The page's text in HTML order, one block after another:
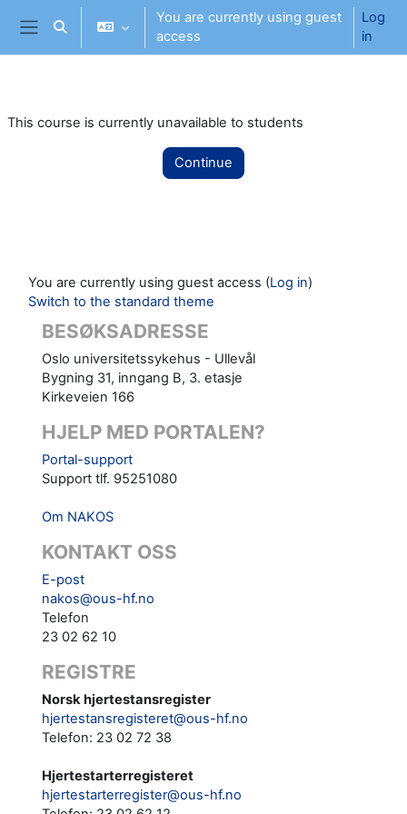
Skip to main content
Side panel
Toggle search input
You are currently using guest
access
Log
in
This course is currently unavailable to students
Continue
You are currently using guest access (Log in)
Switch to the standard theme
BESØKSADRESSE
Oslo universitetssykehus - Ullevål
Bygning 31, inngang B, 3. etasje
Kirkeveien 166
HJELP MED PORTALEN?
Portal-support
Support tlf. 95251080
Om NAKOS
KONTAKT OSS
E-post
nakos@ous-hf.no
Telefon
23 02 62 10
REGISTRE
Norsk hjertestansregister
hjertestansregisteret@ous-hf.no
Telefon: 23 02 72 38
Hjertestarterregisteret
hjertestarterregister@ous-hf.no